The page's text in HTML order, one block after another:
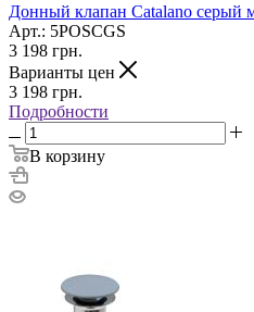
Донный клапан Catalano серый
Арт.: 5POSCGS
3 198 грн.
Варианты цен
3 198 грн.
Подробности
В корзину